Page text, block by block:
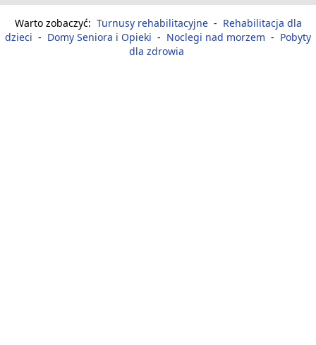
Warto zobaczyć: Turnusy rehabilitacyjne - Rehabilitacja dla
dzieci - Domy Seniora i Opieki - Noclegi nad morzem - Pobyty
dla zdrowia